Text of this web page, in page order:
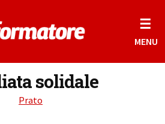
☰
MENU
solidale
Prato